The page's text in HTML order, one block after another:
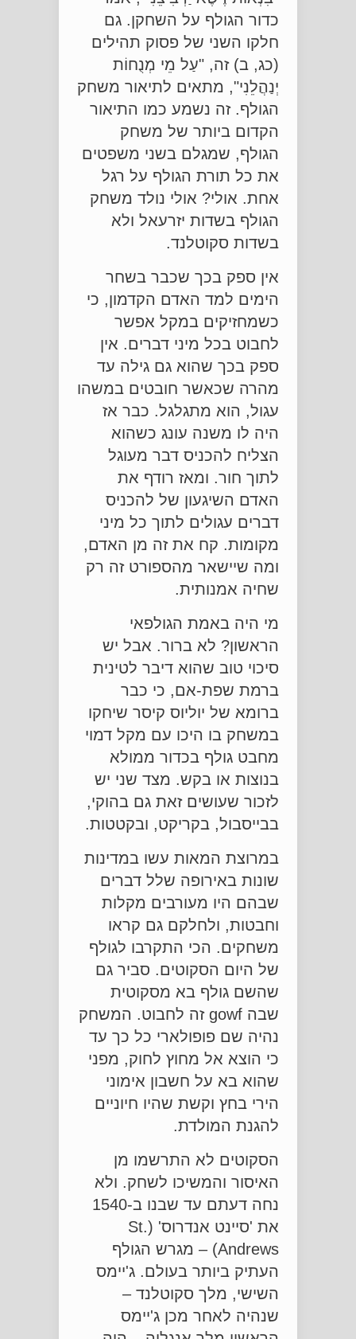
כדור הגולף על השחקן. גם
חלקו השני של פסוק תהילים
(כג, ב) זה, "עַל מֵי מְנֻחוֹת
יְנַהֲלֵנִי", מתאים לתיאור משחק
הגולף. זה נשמע כמו התיאור
הקדום ביותר של משחק
הגולף, שמגלם בשני משפטים
את כל תורת הגולף על רגל
אחת. אולי? אולי נולד משחק
הגולף בשדות יזרעאל ולא
בשדות סקוטלנד.
אין ספק בכך שכבר בשחר
הימים למד האדם הקדמון, כי
כשמחזיקים במקל אפשר
לחבוט בכל מיני דברים. אין
ספק בכך שהוא גם גילה עד
מהרה שכאשר חובטים במשהו
עגול, הוא מתגלגל. כבר אז
היה לו משנה עונג כשהוא
הצליח להכניס דבר מעוגל
לתוך חור. ומאז רודף את
האדם השיגעון של להכניס
דברים עגולים לתוך כל מיני
מקומות. קח את זה מן האדם,
ומה שיישאר מהספורט זה רק
שחיה אמנותית.
מי היה באמת הגולפאי
הראשון? לא ברור. אבל יש
סיכוי טוב שהוא דיבר לטינית
ברמת שפת-אם, כי כבר
ברומא של יוליוס קיסר שיחקו
במשחק בו היכו עם מקל דמוי
מחבט גולף בכדור ממולא
בנוצות או בקש. מצד שני יש
לזכור שעושים זאת גם בהוקי,
בבייסבול, בקריקט, ובקטטות.
במרוצת המאות עשו במדינות
שונות באירופה שלל דברים
שבהם היו מעורבים מקלות
וחבטות, ולחלקם גם קראו
משחקים. הכי התקרבו לגולף
של היום הסקוטים. סביר גם
שהשם גולף בא מסקוטית
שבה gowf זה לחבוט. המשחק
נהיה שם פופולארי כל כך עד
כי הוצא אל מחוץ לחוק, מפני
שהוא בא על חשבון אימוני
הירי בחץ וקשת שהיו חיוניים
להגנת המולדת.
הסקוטים לא התרשמו מן
האיסור והמשיכו לשחק. ולא
נחה דעתם עד שבנו ב-1540
את 'סיינט אנדרוס' (St.
Andrews) – מגרש הגולף
העתיק ביותר בעולם. ג'יימס
השישי, מלך סקוטלנד –
שנהיה לאחר מכן ג'יימס